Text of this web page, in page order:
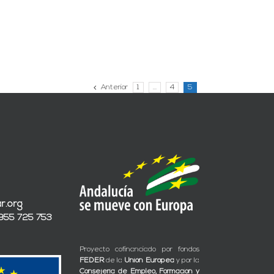
Anterior 1 … 4 5
725 753
Proyecto cofinanciado por fondos
FEDERde la Unión Europeay por la
Consejería de Empleo, Formación y